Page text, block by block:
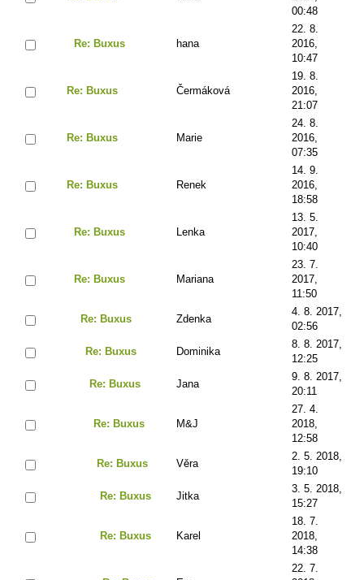
00:48
Re: Buxus hana
22. 8.
2016,
10:47
Re: Buxus Čermáková
19. 8.
2016,
21:07
Re: Buxus Marie
24. 8.
2016,
07:35
Re: Buxus Renek
14. 9.
2016,
18:58
Re: Buxus Lenka
13. 5.
2017,
10:40
Re: Buxus Mariana
23. 7.
2017,
11:50
Re: Buxus Zdenka
4. 8. 2017,
02:56
Re: Buxus Dominika
8. 8. 2017,
12:25
Re: Buxus Jana
9. 8. 2017,
20:11
Re: Buxus M&J
27. 4.
2018,
12:58
Re: Buxus Věra
2. 5. 2018,
19:10
Re: Buxus Jitka
3. 5. 2018,
15:27
Re: Buxus Karel
18. 7.
2018,
14:38
22. 7.